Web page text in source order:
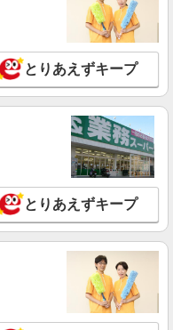
詳細を見る
ニー
助【アルバイト・パート】
価制度：あり 年1回の評価
す。 ※アルバイト賞与（寸
勤続年数により金額UP。
沢 （埼玉県入間市上藤沢
詳細を見る
ニー
チーフ候補）【正社員】
賞与年2回
とりあえずキープ
とりあえずキープ